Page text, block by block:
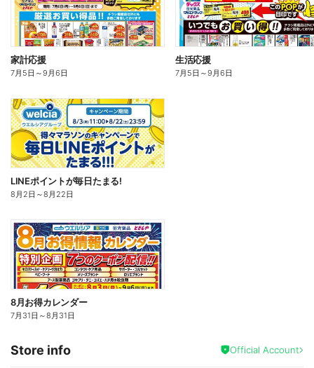
家計応援
7月5日 ～9月6日
生活応援
7月5日 ～9月6日
LINEポイントが毎日たまる!
8月2日 ～8月22日
8月お得カレンダー
7月31日 ～8月31日
Store info Official Account